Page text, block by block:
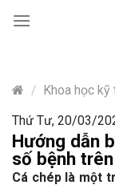
content
/ Khoa học kỹ
Thứ Tư, 20/03/
Hướng dẫn
số bệnh
Cá chép là một